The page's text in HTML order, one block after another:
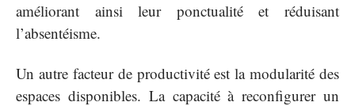
améliorant ainsi leur ponctualité et réduisant
l’absentéisme.
Un autre facteur de productivité est la modularité des
espaces disponibles. La capacité à reconfigurer un